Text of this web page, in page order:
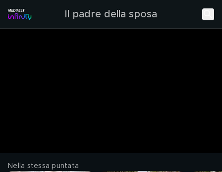
Il padre della sposa
Nella stessa puntata